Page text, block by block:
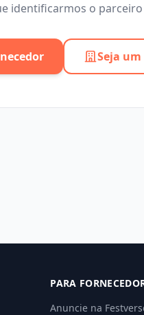
identificarmos o parceiro
Seja
PARA
Anuncie na